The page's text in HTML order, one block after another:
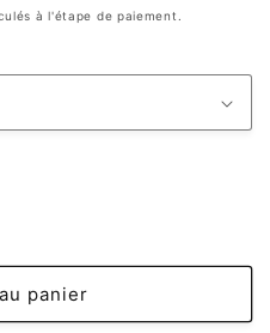
à l'étape de paiement.
panier